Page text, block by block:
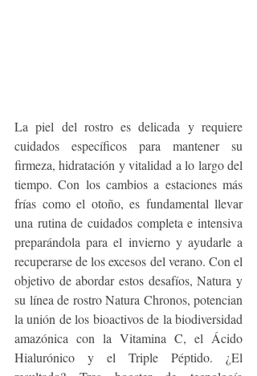
La piel del rostro es delicada y requiere
cuidados específicos para mantener su
firmeza, hidratación y vitalidad a lo largo del
tiempo. Con los cambios a estaciones más
frías como el otoño, es fundamental llevar
una rutina de cuidados completa e intensiva
preparándola para el invierno y ayudarle a
recuperarse de los excesos del verano. Con el
objetivo de abordar estos desafíos, Natura y
su línea de rostro Natura Chronos, potencian
la unión de los bioactivos de la biodiversidad
amazónica con la Vitamina C, el Ácido
Hialurónico y el Triple Péptido. ¿El